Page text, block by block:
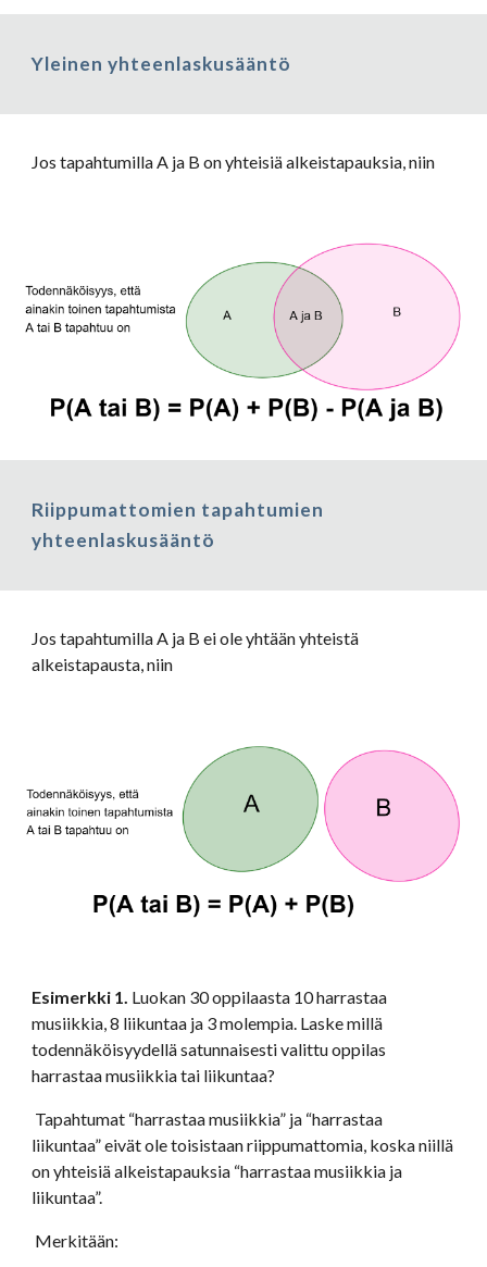
Yleinen yhteenlaskusääntö
Jos tapahtumilla A ja B on yhteisiä alkeistapauksia, niin
Riippumattomien tapahtumien
yhteenlaskusääntö
Jos tapahtumilla A ja B ei ole yhtään yhteistä
alkeistapausta, niin
Esimerkki 1. Luokan 30 oppilaasta 10 harrastaa
musiikkia, 8 liikuntaa ja 3 molempia. Laske millä
todennäköisyydellä satunnaisesti valittu oppilas
harrastaa musiikkia tai liikuntaa?
liikuntaa” eivät ole toisistaan riippumattomia, koska niillä
on yhteisiä alkeistapauksia “harrastaa musiikkia ja
liikuntaa”.
Merkitään: